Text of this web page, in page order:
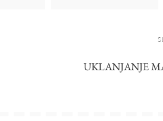
UKLANJANJE